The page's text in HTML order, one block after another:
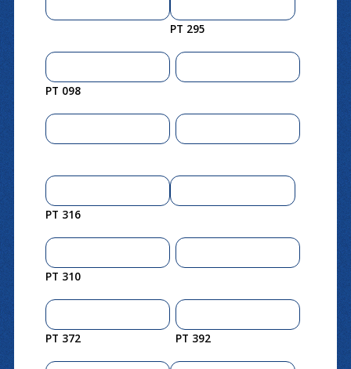
PT 295
PT 098
PT 316
PT 310
PT 372 PT 392